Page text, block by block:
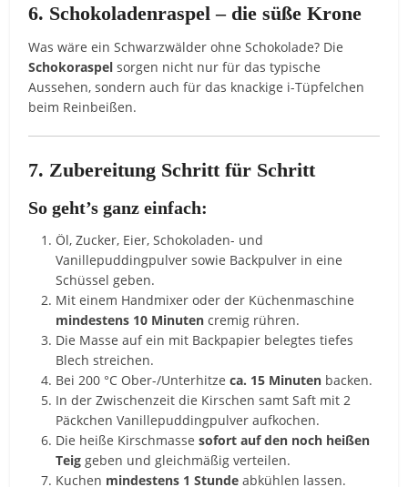
6. Schokoladenraspel – die süße Krone
Was wäre ein Schwarzwälder ohne Schokolade? Die
Schokoraspel sorgen nicht nur für das typische
Aussehen, sondern auch für das knackige i-Tüpfelchen
beim Reinbeißen.
7. Zubereitung Schritt für Schritt
So geht’s ganz einfach:
Öl, Zucker, Eier, Schokoladen- und
Vanillepuddingpulver sowie Backpulver in eine
Schüssel geben.
Mit einem Handmixer oder der Küchenmaschine
mindestens 10 Minuten cremig rühren.
Die Masse auf ein mit Backpapier belegtes tiefes
Blech streichen.
Bei 200 °C Ober-/Unterhitzeca. 15 Minuten backen.
In der Zwischenzeit die Kirschen samt Saft mit 2
Päckchen Vanillepuddingpulver aufkochen.
Die heiße Kirschmassesofort auf den noch heißen
Teig geben und gleichmäßig verteilen.
Kuchen mindestens 1 Stunde abkühlen lassen.